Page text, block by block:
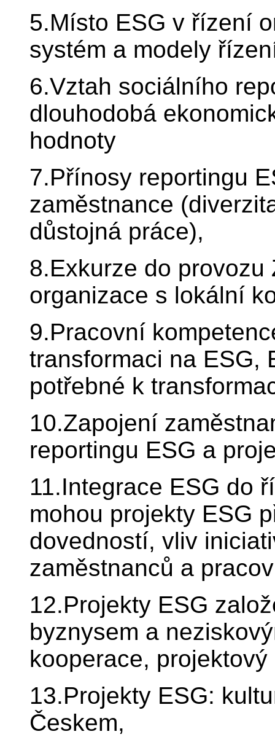
5.Místo ESG v řízení
systém a modely
6.Vztah sociálního
dlouhodobá
hodnoty
7.Přínosy reportingu
zaměstnance
důstojná práce),
8.Exkurze do provozu
organizace s lokální
9.Pracovní
transformaci na ESG,
potřebné k
10.Zapojení
reportingu ESG a
11.Integrace ESG do
mohou projekty ESG
dovedností, vliv
zaměstnanců a
12.Projekty ESG
byznysem a
kooperace,
13.Projekty ESG:
Českem,